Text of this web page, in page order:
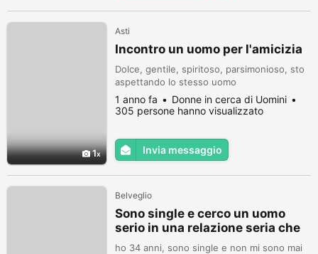
1
Asti
Incontro un uomo per l'amicizia
Dolce, gentile, spiritoso, parsimonioso, sto
aspettando lo stesso uomo
1 anno fa
Donne in cerca di Uomini
305 persone hanno visualizzato
Invia messaggio
Belveglio
Sono single e cerco un uomo
serio in una relazione seria che
possa portare al matrimonio
ho 34 anni, sono single e non mi sono mai